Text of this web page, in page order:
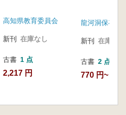
高知県教育委員会
新刊 在庫なし
古書 1 点
2,217 円
龍河洞保存会
新刊 在庫なし
古書 2 点
770 円~